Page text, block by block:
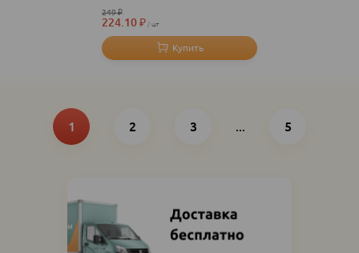
249₽
224.10₽ шт
Нумерация
страниц
Текущая
страница
1 2 3 ...
страница
5